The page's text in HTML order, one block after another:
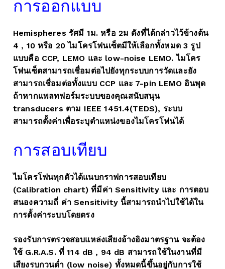
การออกแบบ
Hemispheres รัศมี 1ม. หรือ 2ม ดังที่ได้กล่าวไว้ข้างต้น
4 , 10 หรือ 20 ไมโครโฟนเซ็ตมีให้เลือกทั้งหมด 3 รูป
แบบคือ CCP, LEMO และ low-noise LEMO. ไมโคร
โฟนเซ็ตสามารถเชื่อมต่อไปยังทุกระบบการวัดและยัง
สามารถเชื่อมต่อทั้งแบบ CCP และ 7-pin LEMO อินพุด
ถ้าหากแพลทฟอร์มระบบของคุณสนับสนุน
transducers ตาม IEEE 1451.4(TEDS), ระบบ
สามารถตั้งค่าเพื่อระบุตำแหน่งของไมโครโฟนได้
การสอบเทียบ
ไมโครโฟนทุกตัวได้แนบกราฟการสอบเทียบ
(Calibration chart) ที่มีค่า Sensitivity และ การตอบ
สนองความถี่ ค่า Sensitivity นี้สามารถนำไปใช้ได้ใน
การตั้งค่าระบบโดยตรง
รองรับการตรวจสอบแหล่งเสียงอ้างอิงมาตรฐาน จะต้อง
ใช้ G.R.A.S. ที่ 114 dB , 94 dB สามารถใช้ในงานที่มี
เสียงรบกวนต่ำ (low noise) ทั้งหมดนี้ขึ้นอยู่กับการใช้